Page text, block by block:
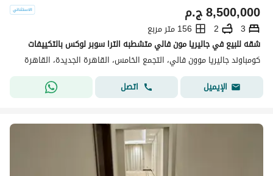
ج.م8,500,000
3
2
156 متر مربع
شقه للبيع في جاليريا مون فالي متشطبه الترا سوبر لوكس بالتكييفات
كومباوند جاليريا موون فالي، التجمع الخامس، القاهرة الجديدة، القاهرة
الإيميل
اتصل